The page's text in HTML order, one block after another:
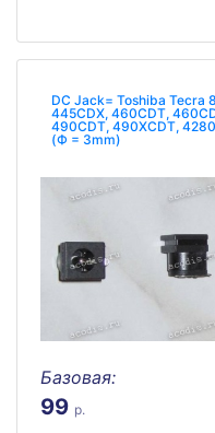
DC Jack= Toshiba Tecra
445CDX, 460CDT,
490CDT, 490XCDT,
(Ф = 3mm)
Базовая:
99 р.